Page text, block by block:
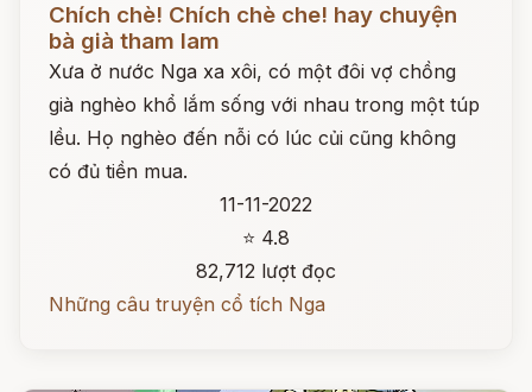
Chích chè! Chích chè che! hay chuyện
bà già tham lam
Xưa ở nước Nga xa xôi, có một đôi vợ chồng
già nghèo khổ lắm sống với nhau trong một túp
lều. Họ nghèo đến nỗi có lúc củi cũng không
có đủ tiền mua.
11-11-2022
⭐ 4.8
82,712 lượt đọc
Những câu truyện cổ tích Nga